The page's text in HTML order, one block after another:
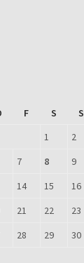
F S
S
1
2
7 8
9
14 15
16
21 22
23
28 29
30